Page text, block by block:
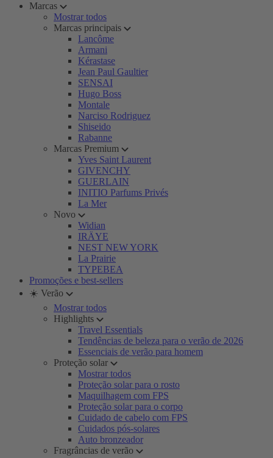
Marcas
Mostrar todos
Marcas principais
Lancôme
Armani
Kérastase
Jean Paul Gaultier
SENSAI
Hugo Boss
Montale
Narciso Rodriguez
Shiseido
Rabanne
Marcas Premium
Yves Saint Laurent
GIVENCHY
GUERLAIN
INITIO Parfums Privés
La Mer
Novo
Widian
IRÄYE
NEST NEW YORK
La Prairie
TYPEBEA
Promoções e best-sellers
☀️ Verão
Mostrar todos
Highlights
Travel Essentials
Tendências de beleza para o verão de 2026
Essenciais de verão para homem
Proteção solar
Mostrar todos
Proteção solar para o rosto
Maquilhagem com FPS
Proteção solar para o corpo
Cuidado de cabelo com FPS
Cuidados pós-solares
Auto bronzeador
Fragrâncias de verão